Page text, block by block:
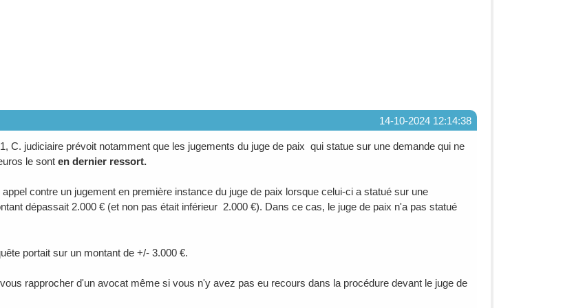
14-10-2024 12:14:38
C. judiciaire prévoit notamment que les jugements du juge de paix qui statue sur une demande qui ne
le sont en dernier ressort.
contre un jugement en première instance du juge de paix lorsque celui-ci a statué sur une
dépassait 2.000 € (et non pas était inférieur 2.000 €). Dans ce cas, le juge de paix n'a pas statué
portait sur un montant de +/- 3.000 €.
rapprocher d'un avocat même si vous n'y avez pas eu recours dans la procédure devant le juge de